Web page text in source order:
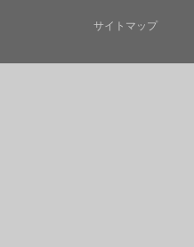
サイトマップ